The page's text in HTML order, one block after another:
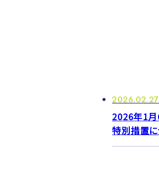
2026.02.27
2026年1月
特別措置に